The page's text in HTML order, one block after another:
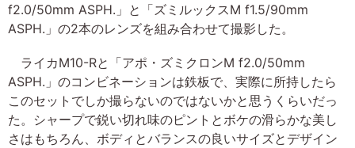
f2.0/50mm ASPH.」と「ズミルックスM f1.5/90mm
ASPH.」の2本のレンズを組み合わせて撮影した。
ライカM10-Rと「アポ・ズミクロンM f2.0/50mm
ASPH.」のコンビネーションは鉄板で、実際に所持したら
このセットでしか撮らないのではないかと思うくらいだっ
た。シャープで鋭い切れ味のピントとボケの滑らかな美し
さはもちろん、ボディとバランスの良いサイズとデザイン